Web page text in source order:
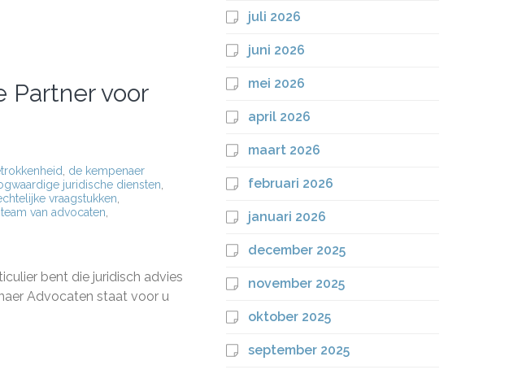
Partner voor
de kempenaer
juridische diensten
vraagstukken
team van advocaten
bent die juridisch advies
Advocaten staat voor u
juli 2026
juni 2026
mei 2026
april 2026
maart 2026
februari 2026
januari 2026
december 2025
november 2025
oktober 2025
september 2025